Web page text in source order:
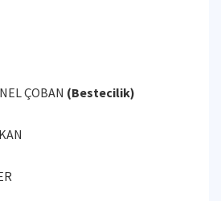
ÇOBAN (Bestecilik)